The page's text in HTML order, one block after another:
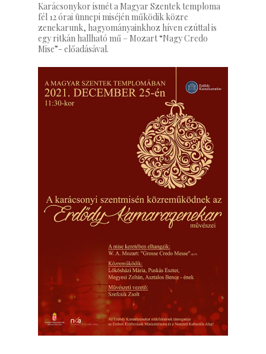
Karácsonykor ismét a Magyar Szentek temploma
fél 12 órai ünnepi miséjén működik közre
zenekarunk, hagyományainkhoz híven ezúttal is
egy ritkán hallható mű – Mozart “Nagy Credo
Mise”- előadásával.